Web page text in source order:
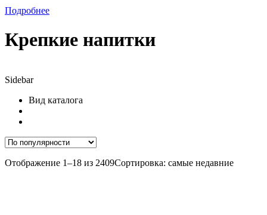
Подробнее
Крепкие напитки
Sidebar
Вид каталога
Отображение 1–18 из 2409Сортировка: самые недавние